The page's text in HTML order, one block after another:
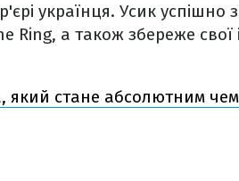
українця. Усик успішно
Ring, а також збереже свої
який стане абсолютним